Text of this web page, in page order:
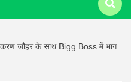
जौहर के साथ Bigg Boss में भाग